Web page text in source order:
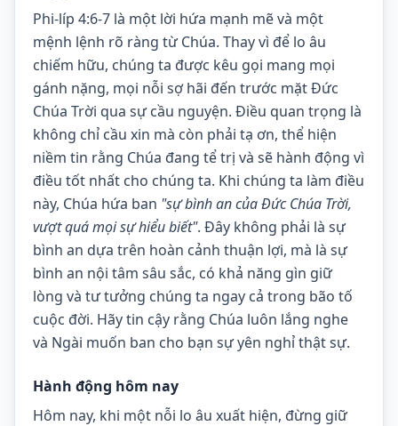
Phi-líp 4:6-7 là một lời hứa mạnh mẽ và một
mệnh lệnh rõ ràng từ Chúa. Thay vì để lo âu
chiếm hữu, chúng ta được kêu gọi mang mọi
gánh nặng, mọi nỗi sợ hãi đến trước mặt Đức
Chúa Trời qua sự cầu nguyện. Điều quan trọng là
không chỉ cầu xin mà còn phải tạ ơn, thể hiện
niềm tin rằng Chúa đang tể trị và sẽ hành động vì
điều tốt nhất cho chúng ta. Khi chúng ta làm điều
này, Chúa hứa ban "sự bình an của Đức Chúa Trời,
vượt quá mọi sự hiểu biết". Đây không phải là sự
bình an dựa trên hoàn cảnh thuận lợi, mà là sự
bình an nội tâm sâu sắc, có khả năng gìn giữ
lòng và tư tưởng chúng ta ngay cả trong bão tố
cuộc đời. Hãy tin cậy rằng Chúa luôn lắng nghe
và Ngài muốn ban cho bạn sự yên nghỉ thật sự.
Hành động hôm nay
Hôm nay, khi một nỗi lo âu xuất hiện, đừng giữ